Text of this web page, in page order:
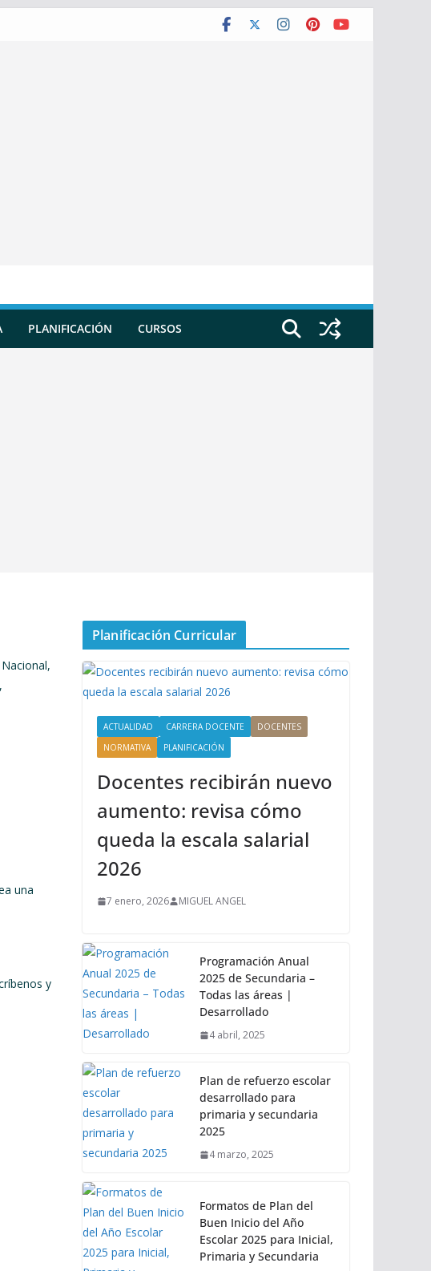
PLANIFICACIÓN CURSOS
una
y
Planificación Curricular
ACTUALIDAD CARRERA DOCENTE
DOCENTES
NORMATIVA
PLANIFICACIÓN
Docentes recibirán nuevo
aumento: revisa cómo
queda la escala salarial
2026
7 enero, 2026 MIGUEL ANGEL
Programación Anual
2025 de Secundaria –
Todas las áreas |
Desarrollado
4 abril, 2025
Plan de refuerzo escolar
desarrollado para
primaria y secundaria
2025
4 marzo, 2025
Formatos de Plan del
Buen Inicio del Año
Escolar 2025 para Inicial,
Primaria y Secundaria